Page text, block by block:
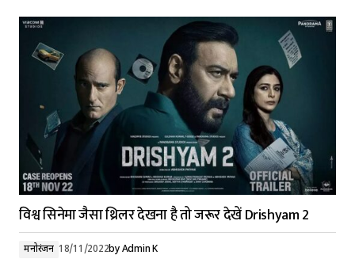
विश्व सिनेमा जैसा थ्रिलर देखना है तो जरूर देखें Drishyam 2
मनोरंजन 18/11/2022byAdmin K